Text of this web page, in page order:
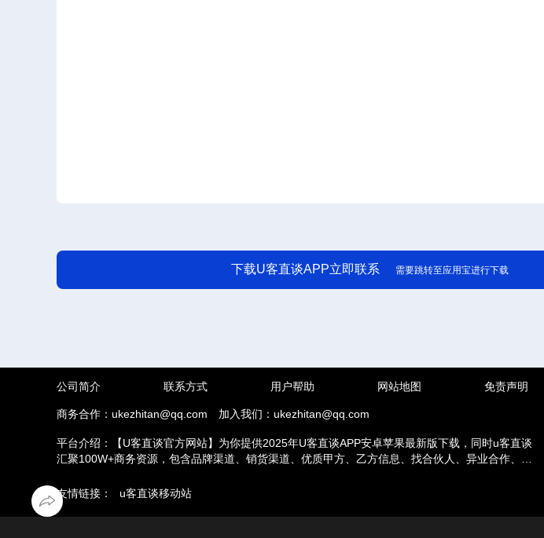
下载U客直谈APP立即联系 需要跳转至应用宝进行下载
公司简介 联系方式 用户帮助 网站地图 免责声明
商务合作：ukezhitan@qq.com 加入我们：ukezhitan@qq.com
平台介绍：【U客直谈官方网站】为你提供2025年U客直谈APP安卓苹果最新版下载，同时u客直谈
汇聚100W+商务资源，包含品牌渠道、销货渠道、优质甲方、乙方信息、找合伙人、异业合作、地
友情链接：
u客直谈移动站